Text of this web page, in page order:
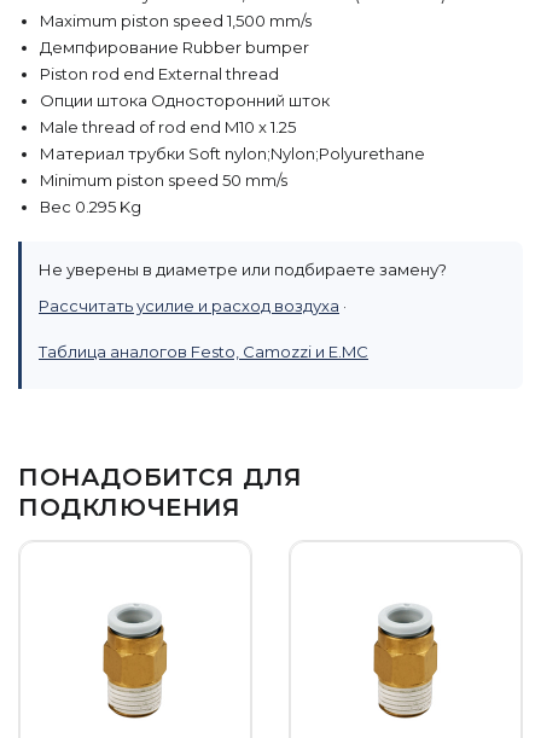
Maximum piston speed 1,500 mm/s
Демпфирование Rubber bumper
Piston rod end External thread
Опции штока Односторонний шток
Male thread of rod end M10 x 1.25
Материал трубки Soft nylon;Nylon;Polyurethane
Minimum piston speed 50 mm/s
Вес 0.295 Kg
Не уверены в диаметре или подбираете замену?
Рассчитать усилие и расход воздуха ·
Таблица аналогов Festo, Camozzi и E.MC
ПОНАДОБИТСЯ ДЛЯ
ПОДКЛЮЧЕНИЯ